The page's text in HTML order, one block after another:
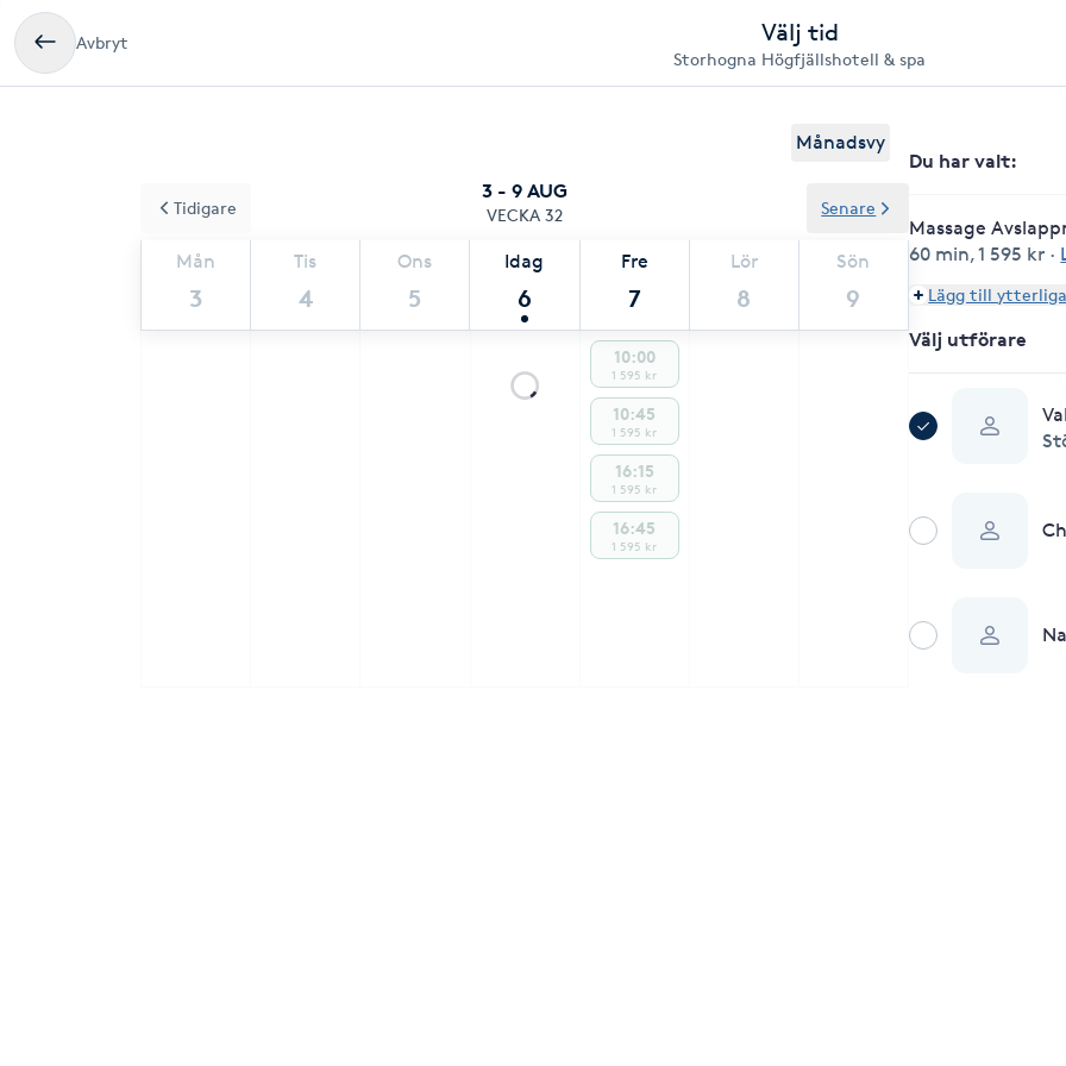
Avbryt Välj tid
Storhogna Högfjällshotell & spa
Månadsvy
3 - 9 AUG
VECKA 32
Mån
3
Tis
4
Ons
5
Idag
6
Fre
7
Lör
8
Sön
9
Tidigare Senare
10:00
1 595 kr
10:45
1 595 kr
16:15
1 595 kr
16:45
1 595 kr
Du har valt:
Massage
60 min,1 595 kr ·
Lägg till
Välj utförare